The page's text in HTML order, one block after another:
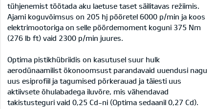
tühjenemist töötada aku laetuse taset säilitavas režiimis.
Ajami koguvõimsus on 205 hj pööretel 6000 p/min ja koos
elektrimootoriga on selle pöördemoment koguni 375 Nm
(276 lb ft) vaid 2300 p/min juures.
Optima pistikhübriidis on kasutusel suur hulk
aerodünaamilist ökonoomsust parandavaid uuendusi nagu
uus esiprofiil ja tagumised põrkerauad ja täiesti uus
aktiivsete õhulabadega iluvõre, mis vähendavad
takistusteguri vaid 0,25 Cd-ni (Optima sedaanil 0,27 Cd).